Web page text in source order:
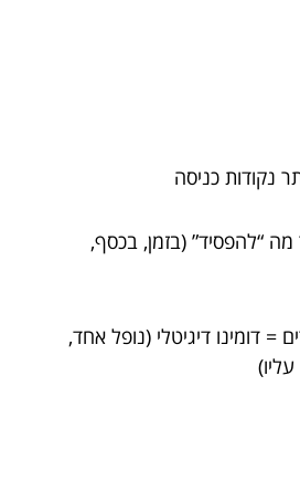
נקודות כניסה
“להפסיד” (בזמן, בכסף,
= דומינו דיגיטלי (נופל אחד,